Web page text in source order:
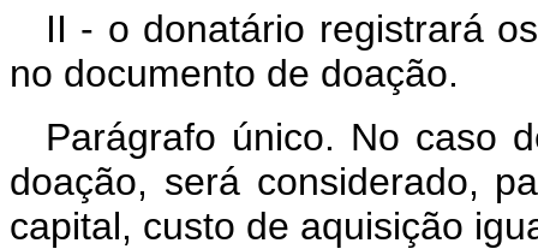
II - o donatário registrará
no documento de doação.
Parágrafo único. No caso
doação, será considerado,
capital, custo de aquisição